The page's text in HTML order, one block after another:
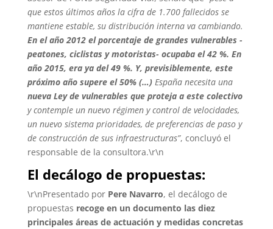
que estos últimos años la cifra de 1.700 fallecidos se
mantiene estable, su distribución interna va cambiando.
En el año 2012 el porcentaje de grandes vulnerables -
peatones, ciclistas y motoristas- ocupaba el 42 %. En
año 2015, era ya del 49 %. Y, previsiblemente, este
próximo año supere el 50% (…) España necesita una
nueva Ley de vulnerables que proteja a este colectivo
y contemple un nuevo régimen y control de velocidades,
un nuevo sistema prioridades, de preferencias de paso y
de construcción de sus infraestructuras”, concluyó el
responsable de la consultora.\r\n
El decálogo de propuestas:
\r\nPresentado por Pere Navarro, el decálogo de
propuestas recoge en un documento las diez
principales áreas de actuación y medidas concretas